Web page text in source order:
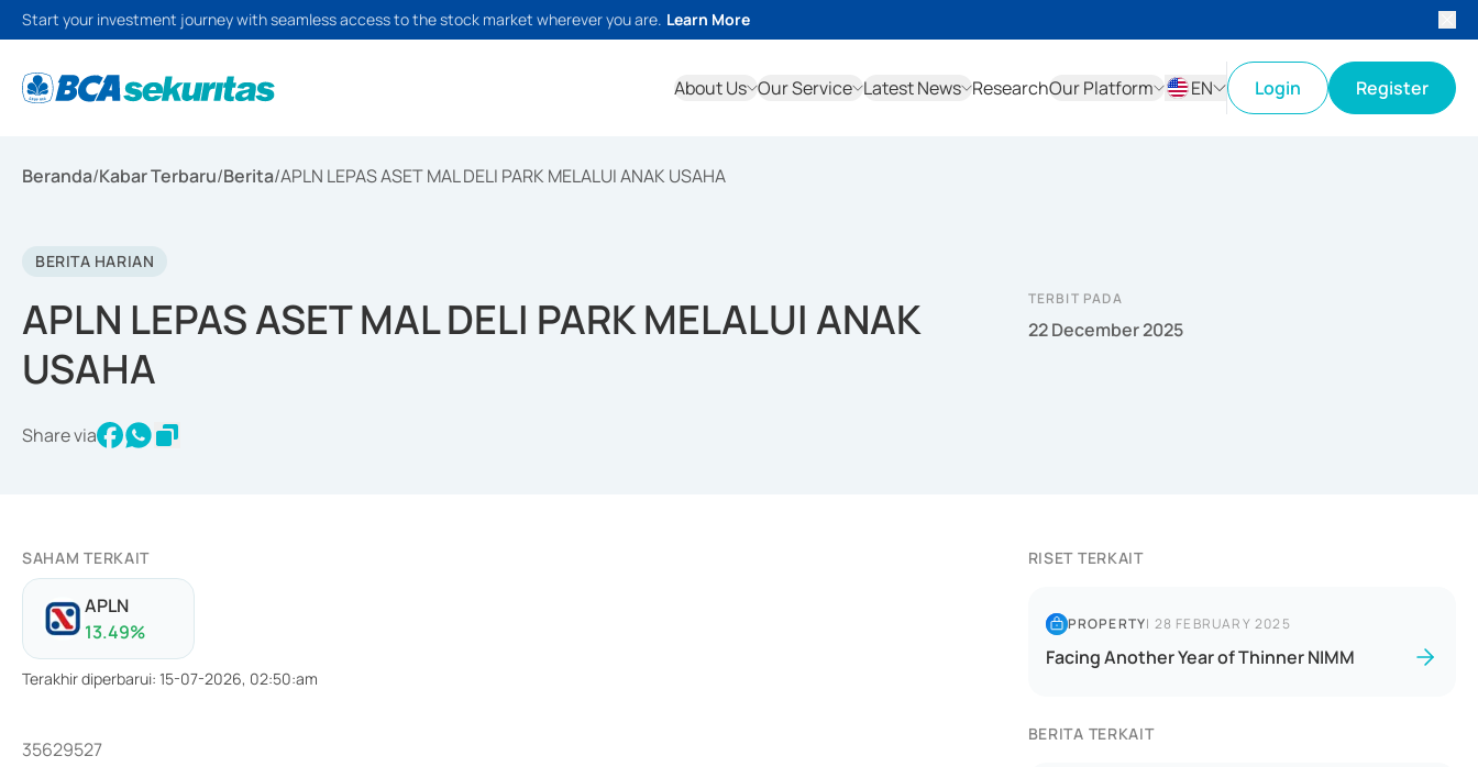
Start your investment journey with seamless access to the stock market wherever you are. Learn More
About Us Our Service Latest News ResearchOur Platform
EN
Login Register
Beranda/Kabar Terbaru/Berita/APLN LEPAS ASET MAL DELI PARK MELALUI ANAK USAHA
BERITA HARIAN
APLN LEPAS ASET MAL DELI PARK MELALUI ANAK
USAHA
Share via
TERBIT PADA
22 December 2025
SAHAM TERKAIT
APLN
13.49%
Terakhir diperbarui: 15-07-2026, 02:50:am
35629527
RISET TERKAIT
PROPERTY| 28 FEBRUARY 2025
Facing Another Year of Thinner NIMM
BERITA TERKAIT